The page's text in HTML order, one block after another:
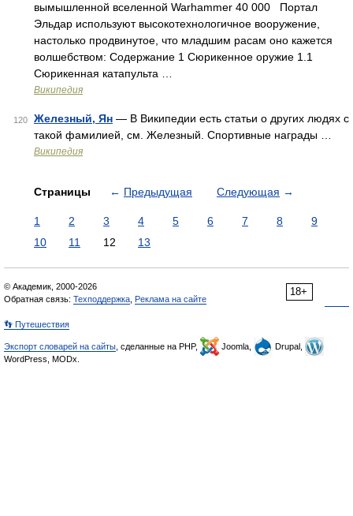
вымышленной вселенной Warhammer 40 000 Портал
Эльдар используют высокотехнологичное вооружение,
настолько продвинутое, что младшим расам оно кажется
волшебством: Содержание 1 Сюрикенное оружие 1.1
Сюрикенная катапульта …
Википедия
120 Железный, Ян — В Википедии есть статьи о других людях с
такой фамилией, см. Железный. Спортивные награды …
Википедия
Страницы ← Предыдущая Следующая →
1 2 3 4 5 6 7 8
9
10
11 12 13
18+
© Академик, 2000-2026
Обратная связь: Техподдержка Реклама на сайте
👣 Путешествия
Экспорт словарей на сайты , сделанные на PHP, Joomla,
Drupal,
WordPress, MODx.